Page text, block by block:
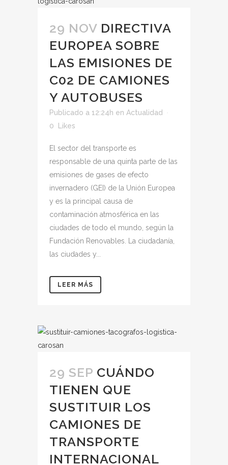
29 NOV DIRECTIVA
EUROPEA SOBRE
LAS EMISIONES DE
C02 DE CAMIONES
Y AUTOBUSES
Publicado a 12:24h en Actualidad
0
Likes
El sector del transporte es
responsable de una quinta parte de las
emisiones de gases de efecto
invernadero (GEI) de la Unión Europea
y es la principal causa de
contaminación atmosférica en las
ciudades de todo el mundo, según la
Fundación Renovables. La ciudadanía,
las ciudades y...
LEER MÁS
29 SEP CUÁNDO
TIENEN QUE
SUSTITUIR LOS
CAMIONES DE
TRANSPORTE
INTERNACIONAL